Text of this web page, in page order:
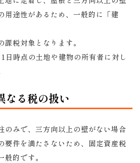
用途性があるため、一般的に「建
税対象となります。
日時点の土地や建物の所有者に対し
なる税の扱い
のみで、三方向以上の壁がない場合
要件を満たさないため、固定資産税
的です。